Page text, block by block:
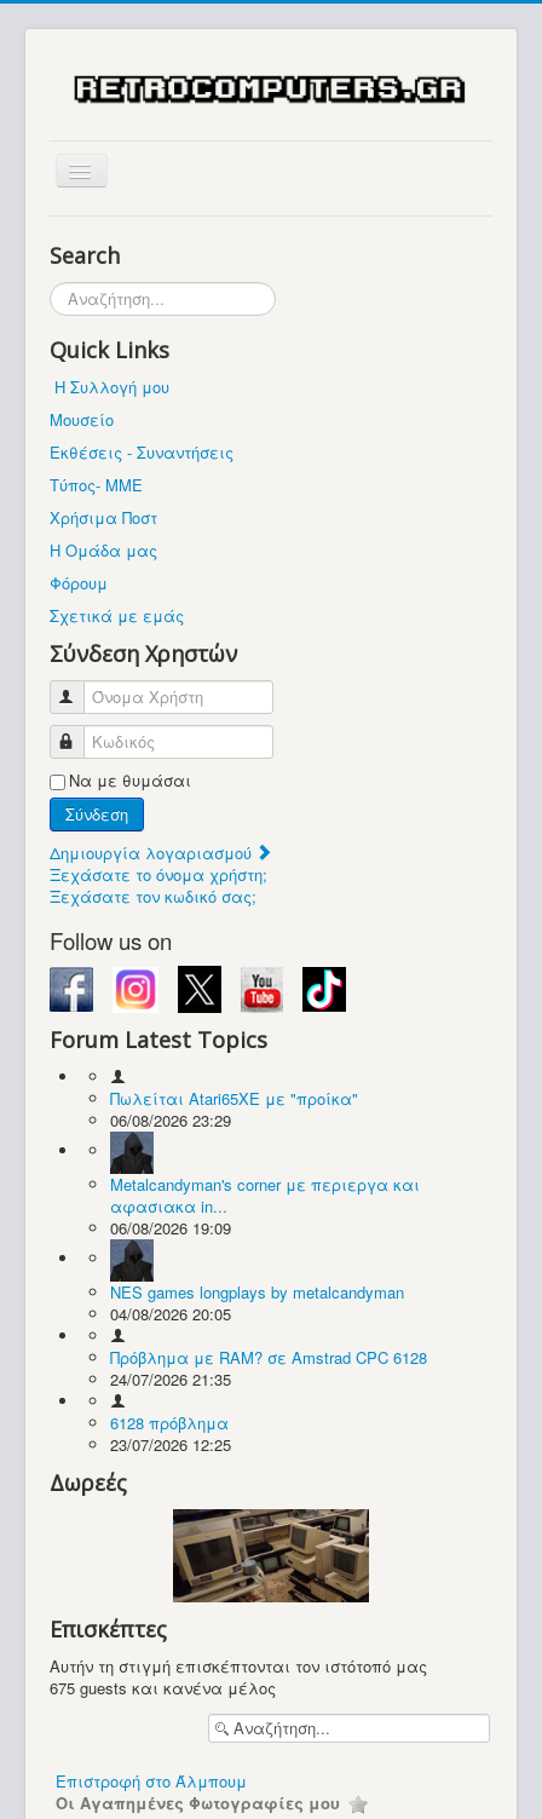
Μουσείο
Βρίσκεστε εδώ:
Συλλογές / Projects
Υπολογιστές
Search
Αναζήτηση...
Quick Links
Η Συλλογή μου
Μουσείο
Εκθέσεις - Συναντήσεις
Τύπος- ΜΜΕ
Χρήσιμα Ποστ
Η Ομάδα μας
Φόρουμ
Σχετικά με εμάς
Σύνδεση Χρηστών
Όνομα Χρήστη
Κωδικός
Να με θυμάσαι
Σύνδεση
Δημιουργία λογαριασμού
Ξεχάσατε το όνομα χρήστη;
Ξεχάσατε τον κωδικό σας;
Follow us on
Forum Latest Topics
Πωλείται Atari65XE με "προίκα"
06/08/2026 23:29
Metalcandyman's corner με περιεργα και
αφασιακα in...
06/08/2026 19:09
NES games longplays by metalcandyman
04/08/2026 20:05
Πρόβλημα με RAM? σε Amstrad CPC 6128
24/07/2026 21:35
6128 πρόβλημα
23/07/2026 12:25
Δωρεές
Επισκέπτες
Αυτήν τη στιγμή επισκέπτονται τον ιστότοπό μας
675 guests και κανένα μέλος
Επιστροφή στο Άλμπουμ
Οι Αγαπημένες Φωτογραφίες μου